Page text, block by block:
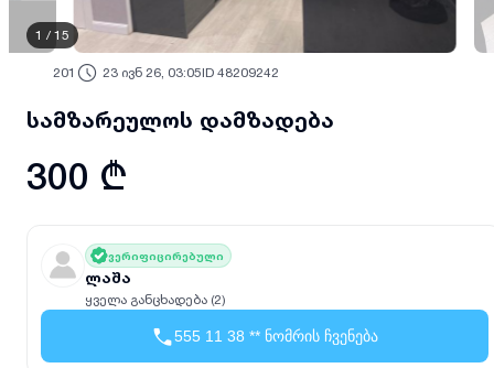
1 / 15
201 23 ივნ 26, 03:05ID 48209242
სამზარეულოს დამზადება
300 ₾
ვერიფიცირებული
ლაშა
ყველა განცხადება (2)
555 11 38 ** ნომრის ჩვენება